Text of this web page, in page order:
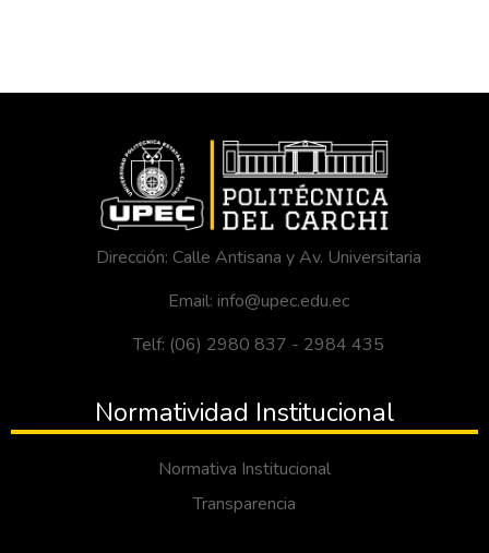
Dirección: Calle Antisana y Av. Universitaria
Email: info@upec.edu.ec
Telf: (06) 2980 837 - 2984 435
Normatividad Institucional
Normativa Institucional
Transparencia